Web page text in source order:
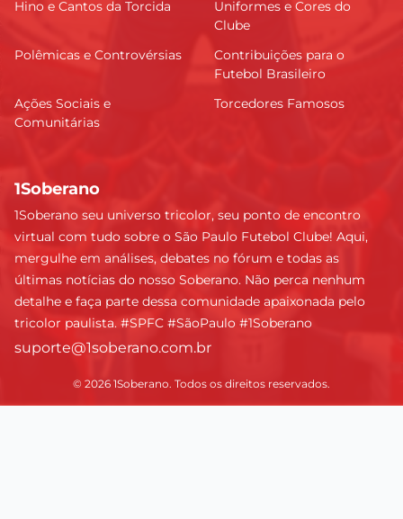
Hino e Cantos da Torcida
Uniformes e Cores do
Clube
Polêmicas e Controvérsias
Contribuições para o
Futebol Brasileiro
Ações Sociais e
Comunitárias
Torcedores Famosos
1Soberano
1Soberano seu universo tricolor, seu ponto de encontro
virtual com tudo sobre o São Paulo Futebol Clube! Aqui,
mergulhe em análises, debates no fórum e todas as
últimas notícias do nosso Soberano. Não perca nenhum
detalhe e faça parte dessa comunidade apaixonada pelo
tricolor paulista. #SPFC #SãoPaulo #1Soberano
suporte@1soberano.com.br
© 2026 1Soberano. Todos os direitos reservados.